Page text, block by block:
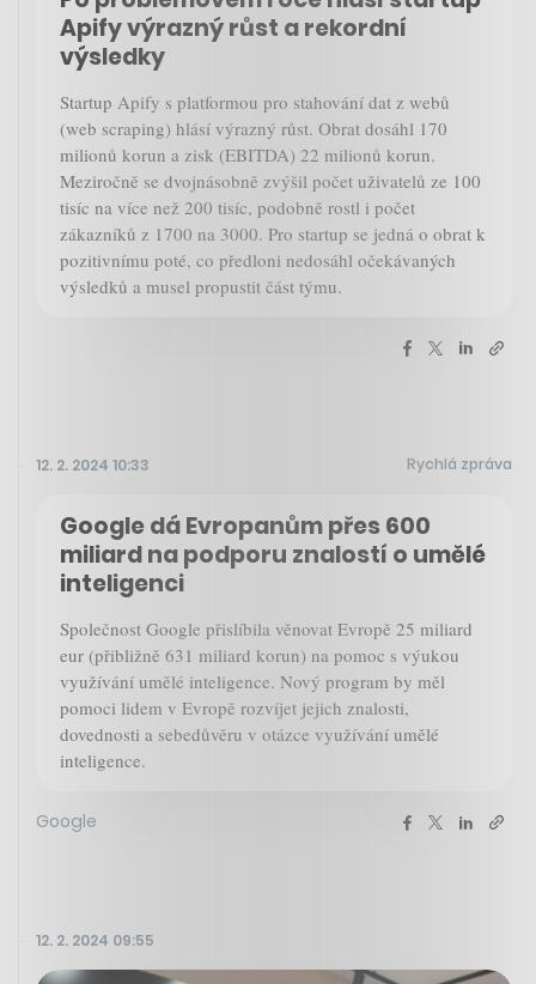
Apify výrazný růst a rekordní
výsledky
Startup Apify s platformou pro stahování dat z webů
(web scraping) hlásí výrazný růst. Obrat dosáhl 170
milionů korun a zisk (EBITDA) 22 milionů korun.
Meziročně se dvojnásobně zvýšil počet uživatelů ze 100
tisíc na více než 200 tisíc, podobně rostl i počet
zákazníků z 1700 na 3000. Pro startup se jedná o obrat k
pozitivnímu poté, co předloni nedosáhl očekávaných
výsledků a musel propustit část týmu.
12. 2. 2024 10:33 Rychlá zpráva
Google dá Evropanům přes 600
miliard na podporu znalostí o umělé
inteligenci
Společnost Google přislíbila věnovat Evropě 25 miliard
eur (přibližně 631 miliard korun) na pomoc s výukou
využívání umělé inteligence. Nový program by měl
pomoci lidem v Evropě rozvíjet jejich znalosti,
dovednosti a sebedůvěru v otázce využívání umělé
inteligence.
Google
12. 2. 2024 09:55